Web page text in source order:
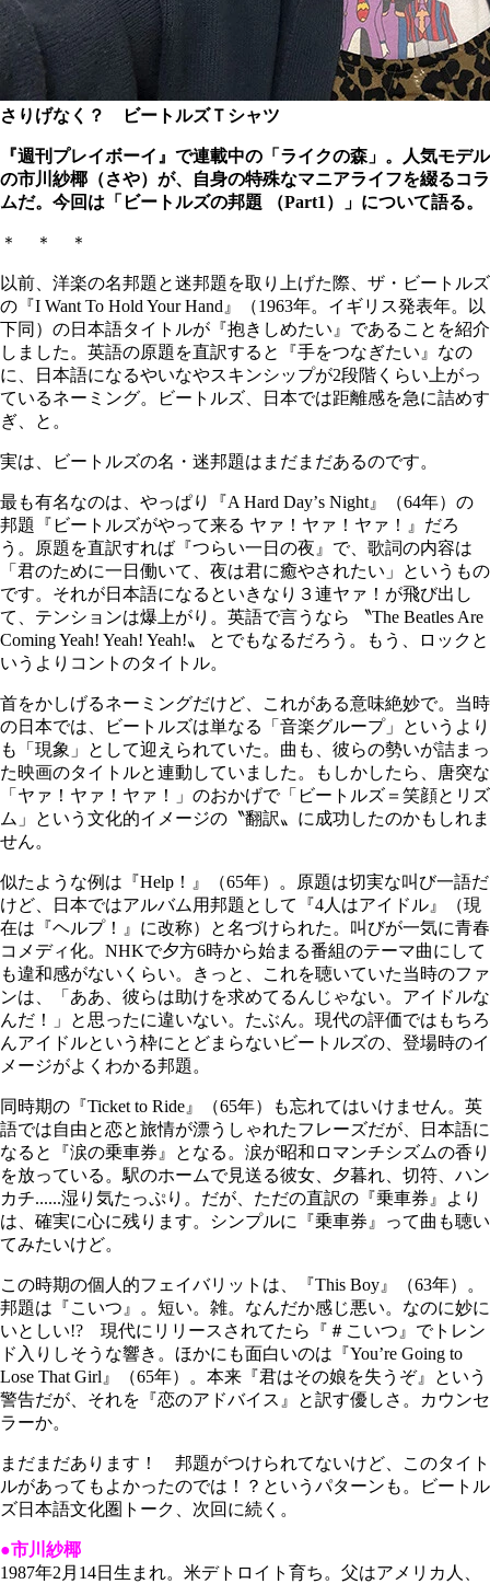
さりげなく？ ビートルズＴシャツ
『週刊プレイボーイ』で連載中の「ライクの森」。人気モデル
の市川紗椰（さや）が、自身の特殊なマニアライフを綴るコラ
ムだ。今回は「ビートルズの邦題 （Part1）」について語る。
＊ ＊ ＊
以前、洋楽の名邦題と迷邦題を取り上げた際、ザ・ビートルズ
の『I Want To Hold Your Hand』（1963年。イギリス発表年。以
下同）の日本語タイトルが『抱きしめたい』であることを紹介
しました。英語の原題を直訳すると『手をつなぎたい』なの
に、日本語になるやいなやスキンシップが2段階くらい上がっ
ているネーミング。ビートルズ、日本では距離感を急に詰めす
ぎ、と。
実は、ビートルズの名・迷邦題はまだまだあるのです。
最も有名なのは、やっぱり『A Hard Dayʼs Night』（64年）の
邦題『ビートルズがやって来る ヤァ！ヤァ！ヤァ！』だろ
う。原題を直訳すれば『つらい一日の夜』で、歌詞の内容は
「君のために一日働いて、夜は君に癒やされたい」というもの
です。それが日本語になるといきなり３連ヤァ！が飛び出し
て、テンションは爆上がり。英語で言うなら 〝The Beatles Are
Coming Yeah! Yeah! Yeah!〟 とでもなるだろう。もう、ロックと
いうよりコントのタイトル。
首をかしげるネーミングだけど、これがある意味絶妙で。当時
の日本では、ビートルズは単なる「音楽グループ」というより
も「現象」として迎えられていた。曲も、彼らの勢いが詰まっ
た映画のタイトルと連動していました。もしかしたら、唐突な
「ヤァ！ヤァ！ヤァ！」のおかげで「ビートルズ＝笑顔とリズ
ム」という文化的イメージの〝翻訳〟に成功したのかもしれま
せん。
似たような例は『Help！』（65年）。原題は切実な叫び一語だ
けど、日本ではアルバム用邦題として『4人はアイドル』（現
在は『ヘルプ！』に改称）と名づけられた。叫びが一気に青春
コメディ化。NHKで夕方6時から始まる番組のテーマ曲にして
も違和感がないくらい。きっと、これを聴いていた当時のファ
ンは、「ああ、彼らは助けを求めてるんじゃない。アイドルな
んだ！」と思ったに違いない。たぶん。現代の評価ではもちろ
んアイドルという枠にとどまらないビートルズの、登場時のイ
メージがよくわかる邦題。
同時期の『Ticket to Ride』（65年）も忘れてはいけません。英
語では自由と恋と旅情が漂うしゃれたフレーズだが、日本語に
なると『涙の乗車券』となる。涙が昭和ロマンチシズムの香り
を放っている。駅のホームで見送る彼女、夕暮れ、切符、ハン
カチ......湿り気たっぷり。だが、ただの直訳の『乗車券』より
は、確実に心に残ります。シンプルに『乗車券』って曲も聴い
てみたいけど。
この時期の個人的フェイバリットは、『This Boy』（63年）。
邦題は『こいつ』。短い。雑。なんだか感じ悪い。なのに妙に
いとしい!? 現代にリリースされてたら『＃こいつ』でトレン
ド入りしそうな響き。ほかにも面白いのは『Youʼre Going to
Lose That Girl』（65年）。本来『君はその娘を失うぞ』という
警告だが、それを『恋のアドバイス』と訳す優しさ。カウンセ
ラーか。
まだまだあります！ 邦題がつけられてないけど、このタイト
ルがあってもよかったのでは！？というパターンも。ビートル
ズ日本語文化圏トーク、次回に続く。
●市川紗椰
1987年2月14日生まれ。米デトロイト育ち。父はアメリカ人、